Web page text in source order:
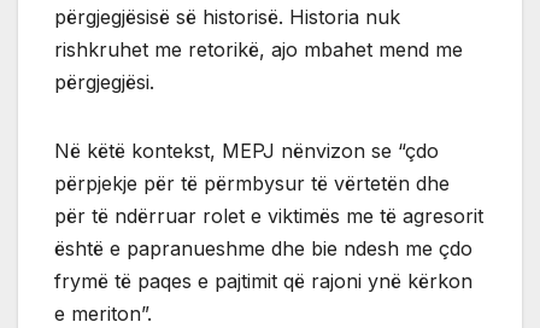
përgjegjësisë së historisë. Historia nuk
rishkruhet me retorikë, ajo mbahet mend me
përgjegjësi.
Në këtë kontekst, MEPJ nënvizon se “çdo
përpjekje për të përmbysur të vërtetën dhe
për të ndërruar rolet e viktimës me të agresorit
është e papranueshme dhe bie ndesh me çdo
frymë të paqes e pajtimit që rajoni ynë kërkon
e meriton”.